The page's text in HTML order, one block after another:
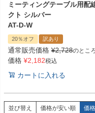
ミーティングテーブル用配
クト シルバー
AT-D-W
20％オフ 訳あり
通常販売価格 ¥2,728のとこ
価格 ¥2,182税込
カートに入れる
並び替え 価格が安い順 価